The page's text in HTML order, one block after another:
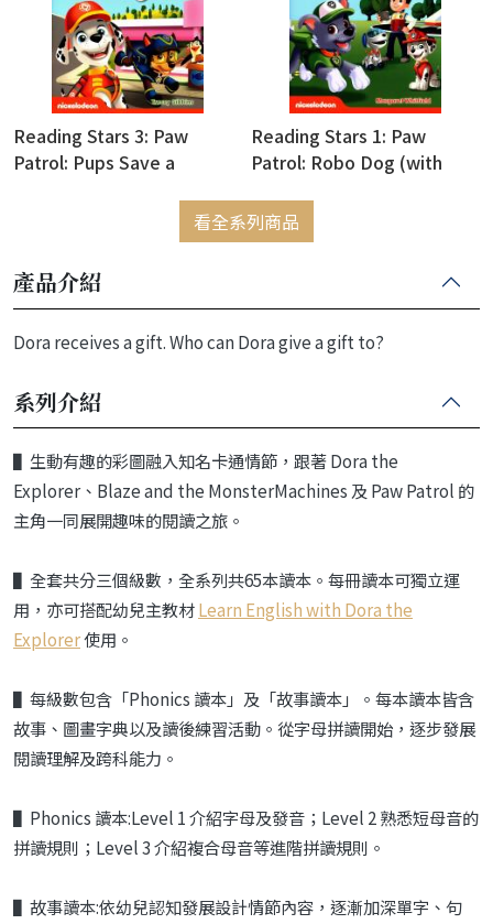
Reading Stars 3: Paw
Patrol: Pups Save a
for Resource Download)
Reading Stars 1: Paw
Patrol: Robo Dog (with
Download)
看全系列商品
產品介紹
Dora receives a gift. Who can Dora give a gift to?
系列介紹
▌ 生動有趣的彩圖融入知名卡通情節，跟著Dora the
Explorer、 Blaze and the MonsterMachines及 Paw Patrol 的
主角一同展開趣味的閱讀之旅。
▌全套共分三個級數，全系列共65本讀本。每冊讀本可獨立運
用，亦可搭配幼兒主教材Learn English with Dora the
Explorer使用。
▌每級數包含「Phonics 讀本」及「故事讀本」。每本讀本皆含
故事、圖畫字典以及讀後練習活動。從字母拼讀開始，逐步發展
閱讀理解及跨科能力。
▌Phonics 讀本:Level 1 介紹字母及發音；Level 2 熟悉短母音的
拼讀規則；Level 3 介紹複合母音等進階拼讀規則。
▌故事讀本:依幼兒認知發展設計情節內容，逐漸加深單字、句